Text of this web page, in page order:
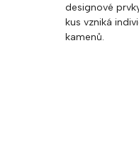
designové
kus vzniká
kamenů.